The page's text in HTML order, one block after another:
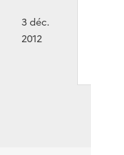
3 déc.
2012